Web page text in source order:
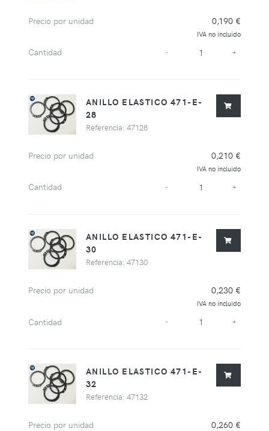
Precio por unidad 0,190 €
IVA no incluido
Cantidad - +
ANILLO ELASTICO 471-E-
28
Referencia: 47128
Precio por unidad 0,210 €
IVA no incluido
Cantidad - +
ANILLO ELASTICO 471-E-
30
Referencia: 47130
Precio por unidad 0,230 €
IVA no incluido
Cantidad - +
ANILLO ELASTICO 471-E-
32
Referencia: 47132
Precio por unidad 0,260 €